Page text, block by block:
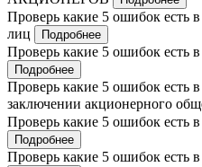
Проверь какие 5 ошибок есть
лиц
Подробнее
Проверь какие 5 ошибок есть
Подробнее
Проверь какие 5 ошибок есть
заключении акционерного
Проверь какие 5 ошибок есть
Подробнее
Проверь какие 5 ошибок есть